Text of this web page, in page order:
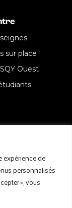
expérience de
personnalisés
», vous
sur place
Ouest